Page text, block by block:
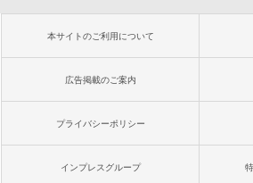
本サイトのご利用について
広告掲載のご案内
プライバシーポリシー
インプレスグループ